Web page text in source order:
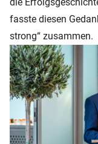
fasste diesen
strong“ zusammen.